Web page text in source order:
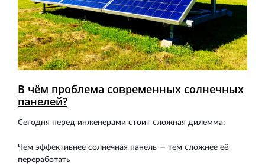
В чём проблема современных солнечных
панелей?
Сегодня перед инженерами стоит сложная дилемма:
Чем эффективнее солнечная панель — тем сложнее её
переработать